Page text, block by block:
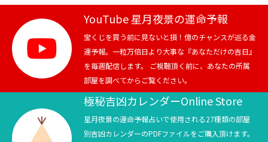
テニス
スポーツ
競馬
テニス四大大会・五輪
YouTube 星月夜景の運命予報
宝くじを買う前に見ないと損！億のチャンスが巡る金
運予報。一粒万倍日より大事な『あなただけの吉日』
を毎週配信します。 ご視聴頂く前に、あなたの所属
部屋を調べてからご覧ください。
極秘吉凶カレンダーOnline Store
星月夜景の運命予報占いで使用される27種類の部屋
別吉凶カレンダーのPDFファイルをご購入頂けます。